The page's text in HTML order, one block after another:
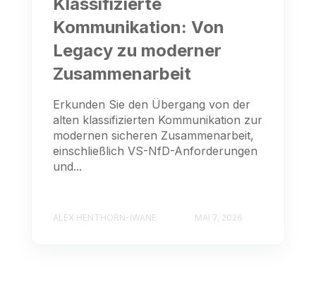
Kommunikation: Von
Legacy zu moderner
Zusammenarbeit
Erkunden Sie den Übergang von der
alten klassifizierten Kommunikation zur
modernen sicheren Zusammenarbeit,
einschließlich VS-NfD-Anforderungen
und...
ALEX HENTHORN-IWANE MAI 7, 2026